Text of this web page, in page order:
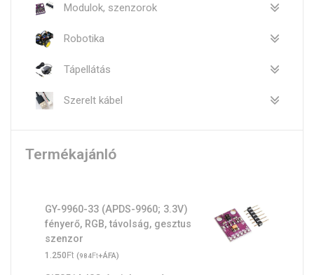
Modulok, szenzorok
Robotika
Tápellátás
Szerelt kábel
Termékajánló
GY-9960-33 (APDS-9960; 3.3V)
fényerő, RGB, távolság, gesztus
szenzor
1.250Ft (984Ft+ÁFA)